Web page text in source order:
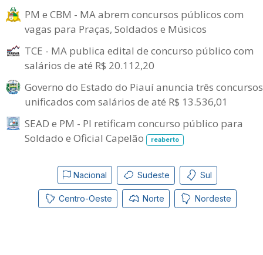
PM e CBM - MA abrem concursos públicos com
vagas para Praças, Soldados e Músicos
TCE - MA publica edital de concurso público com
salários de até R$ 20.112,20
Governo do Estado do Piauí anuncia três concursos
unificados com salários de até R$ 13.536,01
SEAD e PM - PI retificam concurso público para
Soldado e Oficial Capelão
reaberto
Nacional Sudeste Sul
Centro-Oeste Norte Nordeste